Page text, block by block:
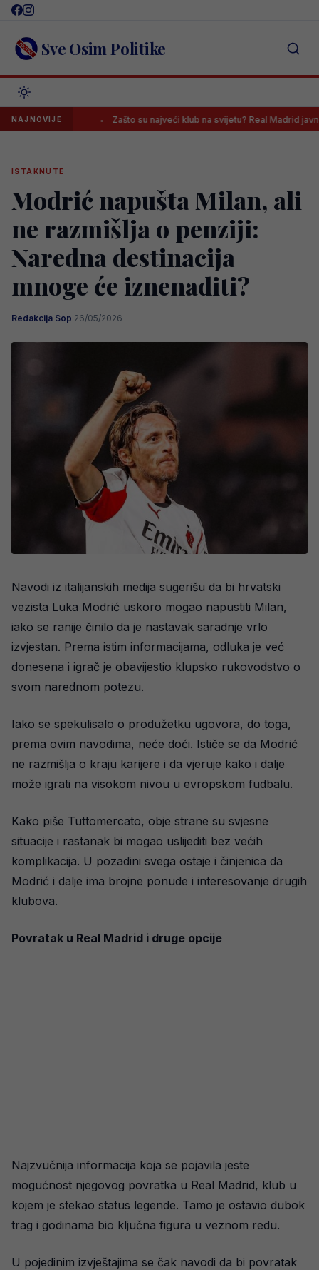
Skip
content Sve Osim Politike
NAJNOVIJE Zašto su najveći klub na svijetu? Real Madrid javno
ISTAKNUTE
Modrić napušta Milan, ali
ne razmišlja o penziji:
Naredna destinacija
mnoge će iznenaditi?
Redakcija Sop·26/05/2026
Navodi iz italijanskih medija sugerišu da bi hrvatski
vezista Luka Modrić uskoro mogao napustiti Milan,
iako se ranije činilo da je nastavak saradnje vrlo
izvjestan. Prema istim informacijama, odluka je već
donesena i igrač je obavijestio klupsko rukovodstvo o
svom narednom potezu.
Iako se spekulisalo o produžetku ugovora, do toga,
prema ovim navodima, neće doći. Ističe se da Modrić
ne razmišlja o kraju karijere i da vjeruje kako i dalje
može igrati na visokom nivou u evropskom fudbalu.
Kako piše Tuttomercato, obje strane su svjesne
situacije i rastanak bi mogao uslijediti bez većih
komplikacija. U pozadini svega ostaje i činjenica da
Modrić i dalje ima brojne ponude i interesovanje drugih
klubova.
Povratak u Real Madrid i druge opcije
Najzvučnija informacija koja se pojavila jeste
mogućnost njegovog povratka u Real Madrid, klub u
kojem je stekao status legende. Tamo je ostavio dubok
trag i godinama bio ključna figura u veznom redu.
U pojedinim izvještajima se čak navodi da bi povratak